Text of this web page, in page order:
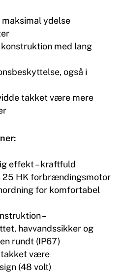
ydelse
med lang
også i
takket være mere
effekt – kraftfuld
25 HK forbrændingsmotor
for komfortabel
–
havvandssikker og
rundt (IP67)
takket være
(48 volt)